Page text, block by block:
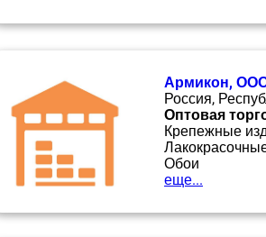
Армикон,
Россия,
Оптовая
Крепежные
Обои
еще...